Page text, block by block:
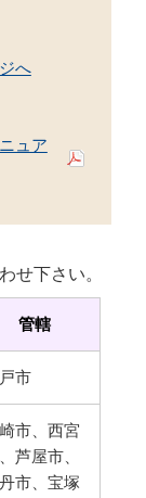
へ
ュア
せ下さい。
管轄
市
市、西宮
芦屋市、
市、宝塚